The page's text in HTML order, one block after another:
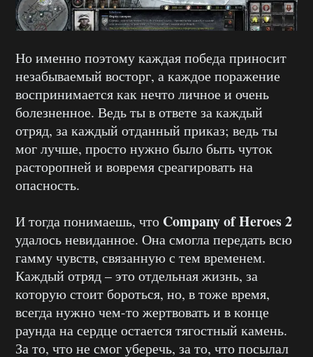
Но именно поэтому каждая победа приносит
незабываемый восторг, а каждое поражение
воспринимается как нечто личное и очень
болезненное. Ведь ты в ответе за каждый
отряд, за каждый отданный приказ; ведь ты
мог лучше, просто нужно было быть чуток
расторопней и вовремя среагировать на
опасность.
И тогда понимаешь, что Company of Heroes 2
удалось невиданное. Она смогла передать всю
гамму чувств, связанную с тем временем.
Каждый отряд – это отдельная жизнь, за
которую стоит бороться, но, в тоже время,
всегда нужно чем-то жертвовать и в конце
раунда на сердце остается тягостный камень.
За то, что не смог уберечь, за то, что посылал